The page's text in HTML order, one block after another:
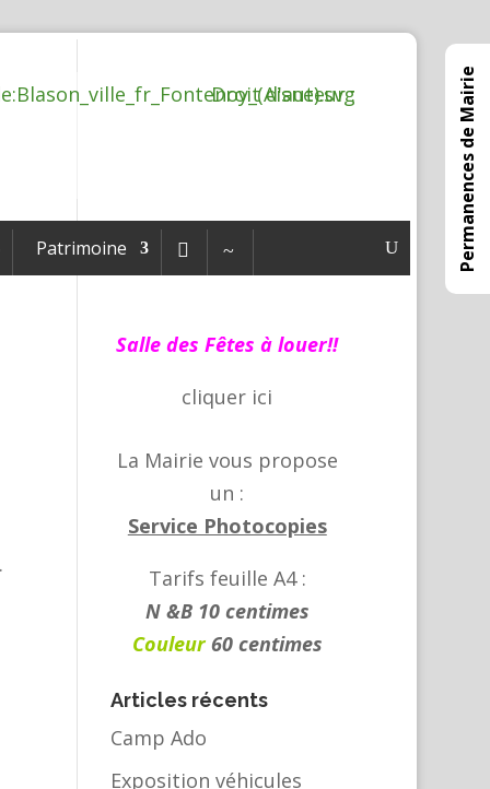
Patrimoine  ~ Permanences de Mairie
Salle des Fêtes à louer!!
cliquer ici
La Mairie vous propose
un :
Service Photocopies
Tarifs feuille A4 :
N &B 10 centimes
Couleur60 centimes
Articles récents
Camp Ado
Exposition véhicules